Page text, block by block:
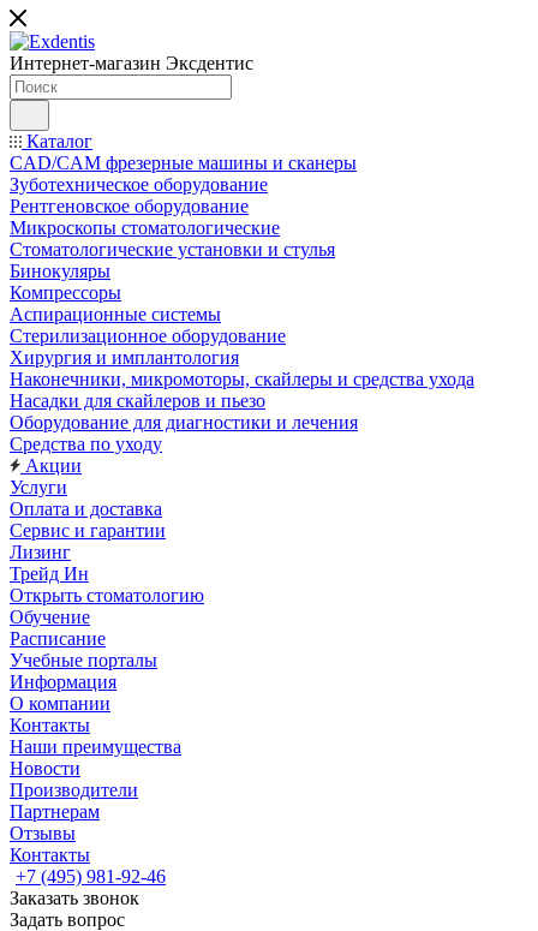
Интернет-магазин Эксдентис
Каталог
CAD/CAM фрезерные машины и сканеры
Зуботехническое оборудование
Рентгеновское оборудование
Микроскопы стоматологические
Стоматологические установки и стулья
Бинокуляры
Компрессоры
Аспирационные системы
Стерилизационное оборудование
Хирургия и имплантология
Наконечники, микромоторы, скайлеры и средства ухода
Насадки для скайлеров и пьезо
Оборудование для диагностики и лечения
Средства по уходу
Акции
Услуги
Оплата и доставка
Сервис и гарантии
Лизинг
Трейд Ин
Открыть стоматологию
Обучение
Расписание
Учебные порталы
Информация
О компании
Контакты
Наши преимущества
Новости
Производители
Партнерам
Отзывы
Контакты
+7 (495) 981-92-46
Заказать звонок
Задать вопрос